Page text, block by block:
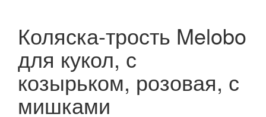
Коляска-трость Melobo
для кукол, с
козырьком, розовая, с
мишками